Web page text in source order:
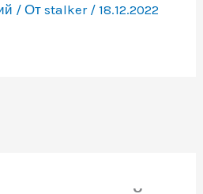
/ Отstalker / 18.12.2022